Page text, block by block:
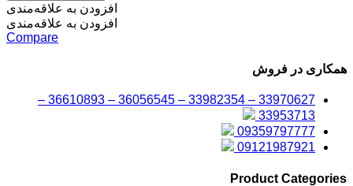
افزودن به علاقه‌مندی
افزودن به علاقه‌مندی
Compare
همکاری در فروش
33970627 – 33982354 – 36056545 – 36610893 –
33953713
09359797777
09121987921
Product Categories